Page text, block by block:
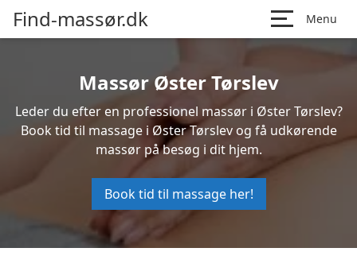
Find-massør.dk Menu
Massør Øster Tørslev
Leder du efter en professionel massør i Øster Tørslev?
Book tid til massage i Øster Tørslev og få udkørende
massør på besøg i dit hjem.
Book tid til massage her!